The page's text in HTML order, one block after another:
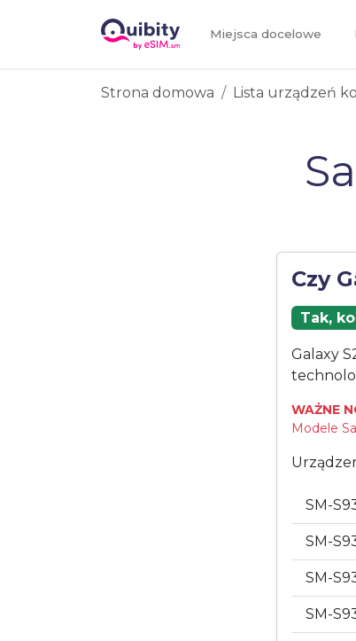
Miejsca docelowe
Strona domowa Lista urządzeń
Czy
Tak,
Galaxy
WAŻNE
Modele
SM-
SM-
SM-
SM-